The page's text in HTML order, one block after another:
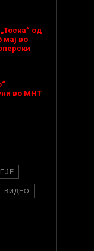
од
мај во
во МНТ
ВИДЕО